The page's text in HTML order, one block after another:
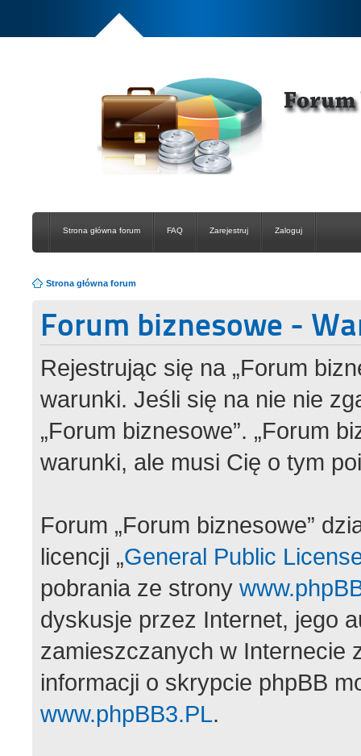
Strona główna forum FAQ Zarejestruj Zaloguj
Strona główna forum
Forum biznesowe -
Rejestrując się na „Forum
warunki. Jeśli się na nie nie
„Forum biznesowe”. „Forum
warunki, ale musi Cię o tym
Forum „Forum biznesowe”
licencji „General Public
pobrania ze strony
dyskusje przez Internet, jego
zamieszczanych w Internecie
informacji o skrypcie phpBB
www.phpBB3.PL.